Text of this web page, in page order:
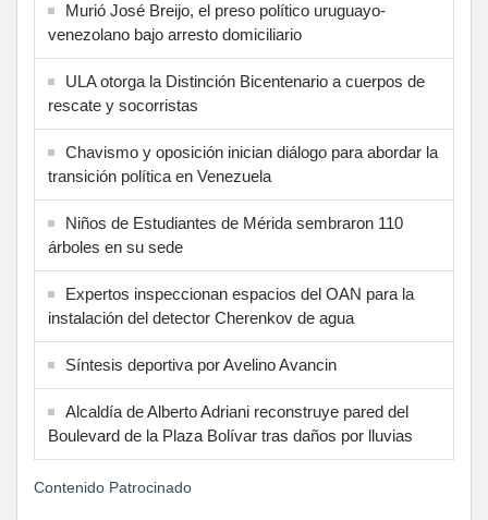
Murió José Breijo, el preso político uruguayo-
venezolano bajo arresto domiciliario
ULA otorga la Distinción Bicentenario a cuerpos de
rescate y socorristas
Chavismo y oposición inician diálogo para abordar la
transición política en Venezuela
Niños de Estudiantes de Mérida sembraron 110
árboles en su sede
Expertos inspeccionan espacios del OAN para la
instalación del detector Cherenkov de agua
Síntesis deportiva por Avelino Avancin
Alcaldía de Alberto Adriani reconstruye pared del
Boulevard de la Plaza Bolívar tras daños por lluvias
Contenido Patrocinado